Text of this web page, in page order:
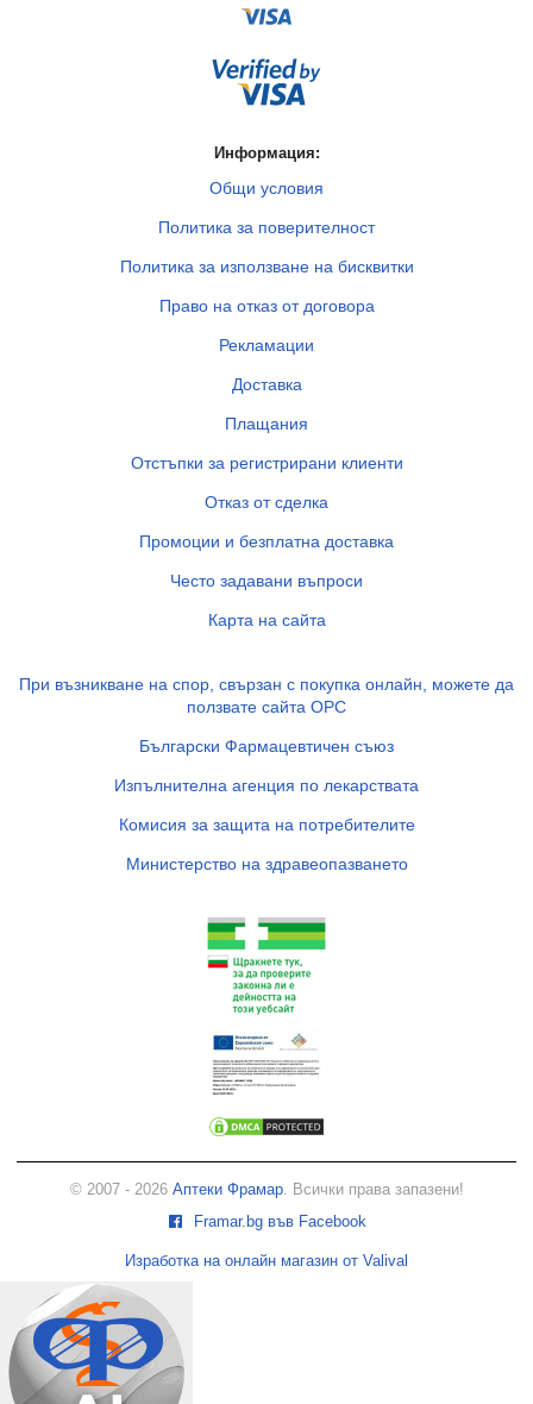
Информация:
Общи условия
Политика за поверителност
Политика за използване на бисквитки
Право на отказ от договора
Рекламации
Доставка
Плащания
Отстъпки за регистрирани клиенти
Отказ от сделка
Промоции и безплатна доставка
Често задавани въпроси
Карта на сайта
При възникване на спор, свързан с покупка онлайн, можете да
ползвате сайта ОРС
Български Фармацевтичен съюз
Изпълнителна агенция по лекарствата
Комисия за защита на потребителите
Министерство на здравеопазването
© 2007 - 2026 Аптеки Фрамар. Всички права запазени!
Framar.bg във Facebook
Изработка на онлайн магазин от Valival